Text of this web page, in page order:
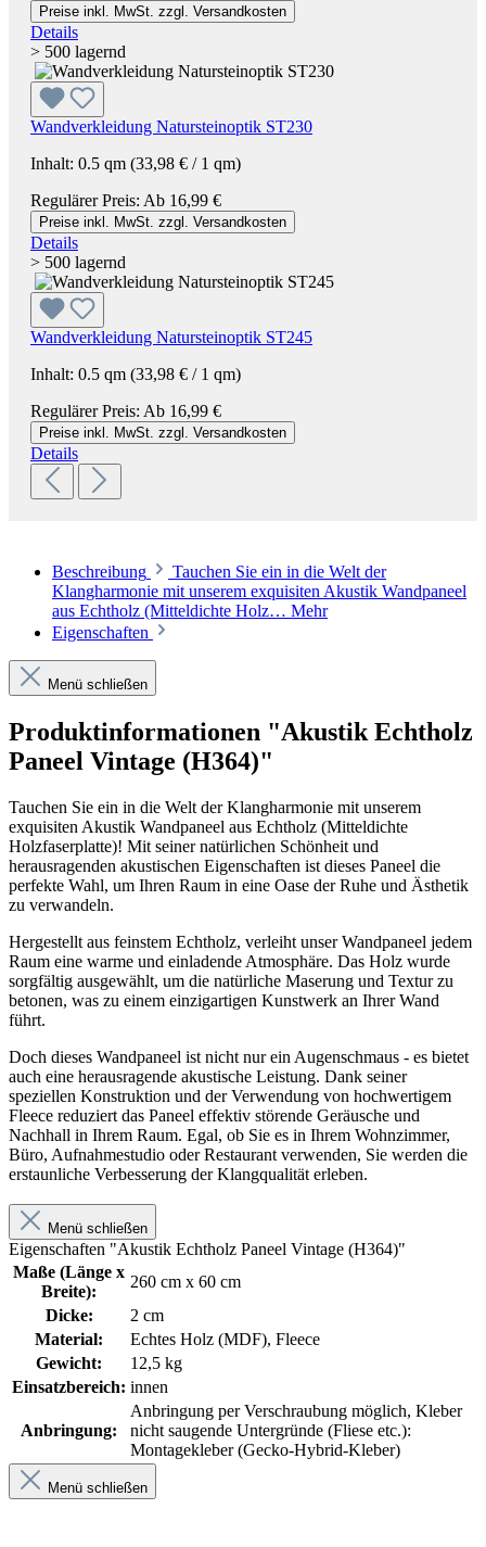
Preise inkl. MwSt. zzgl. Versandkosten
Details
> 500 lagernd
Wandverkleidung Natursteinoptik ST230
Inhalt: 0.5 qm (33,98 € / 1 qm)
Regulärer Preis: Ab 16,99 €
Preise inkl. MwSt. zzgl. Versandkosten
Details
> 500 lagernd
Wandverkleidung Natursteinoptik ST245
Inhalt: 0.5 qm (33,98 € / 1 qm)
Regulärer Preis: Ab 16,99 €
Preise inkl. MwSt. zzgl. Versandkosten
Details
Beschreibung
Tauchen Sie ein in die Welt der
Klangharmonie mit unserem exquisiten Akustik Wandpaneel
aus Echtholz (Mitteldichte Holz… Mehr
Eigenschaften
Menü schließen
Produktinformationen "Akustik Echtholz
Paneel Vintage (H364)"
Tauchen Sie ein in die Welt der Klangharmonie mit unserem
exquisiten Akustik Wandpaneel aus Echtholz (Mitteldichte
Holzfaserplatte)! Mit seiner natürlichen Schönheit und
herausragenden akustischen Eigenschaften ist dieses Paneel die
perfekte Wahl, um Ihren Raum in eine Oase der Ruhe und Ästhetik
zu verwandeln.
Hergestellt aus feinstem Echtholz, verleiht unser Wandpaneel jedem
Raum eine warme und einladende Atmosphäre. Das Holz wurde
sorgfältig ausgewählt, um die natürliche Maserung und Textur zu
betonen, was zu einem einzigartigen Kunstwerk an Ihrer Wand
führt.
Doch dieses Wandpaneel ist nicht nur ein Augenschmaus - es bietet
auch eine herausragende akustische Leistung. Dank seiner
speziellen Konstruktion und der Verwendung von hochwertigem
Fleece reduziert das Paneel effektiv störende Geräusche und
Nachhall in Ihrem Raum. Egal, ob Sie es in Ihrem Wohnzimmer,
Büro, Aufnahmestudio oder Restaurant verwenden, Sie werden die
erstaunliche Verbesserung der Klangqualität erleben.
Menü schließen
Eigenschaften "Akustik Echtholz Paneel Vintage (H364)"
Maße (Länge x
Breite):
260 cm x 60 cm
Dicke:
2 cm
Material:
Echtes Holz (MDF), Fleece
Gewicht:
12,5 kg
Einsatzbereich: innen
Anbringung:
Anbringung per Verschraubung möglich, Kleber
nicht saugende Untergründe (Fliese etc.):
Montagekleber (Gecko-Hybrid-Kleber)
Menü schließen